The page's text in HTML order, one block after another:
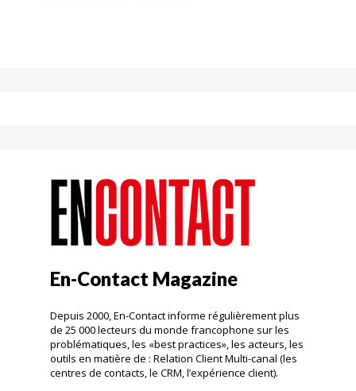
En-Contact Magazine
Depuis 2000, En-Contact informe régulièrement plus
de 25 000 lecteurs du monde francophone sur les
problématiques, les «best practices», les acteurs, les
outils en matière de : Relation Client Multi-canal (les
centres de contacts, le CRM, l’expérience client).